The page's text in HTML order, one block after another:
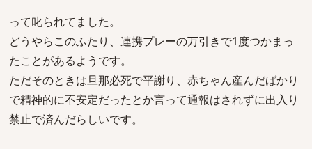
って叱られてました。
どうやらこのふたり、連携プレーの万引きで1度つかまっ
たことがあるようです。
ただそのときは旦那必死で平謝り、赤ちゃん産んだばかり
で精神的に不安定だったとか言って通報はされずに出入り
禁止で済んだらしいです。